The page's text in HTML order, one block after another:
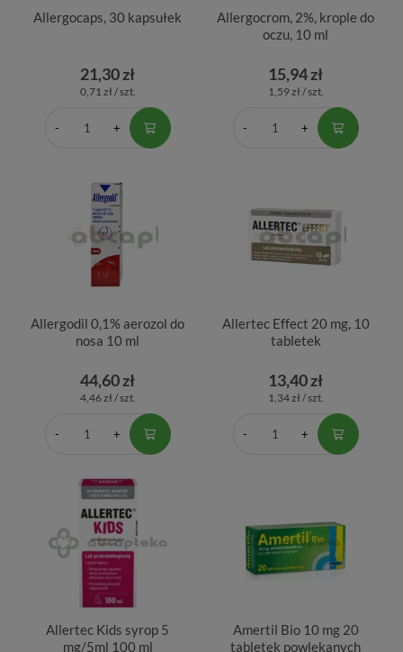
Allergocaps, 30 kapsułek
21,30 zł
0,71 zł / szt.
Allergocrom, 2%, krople do
oczu, 10 ml
15,94 zł
1,59 zł / szt.
Allergodil 0,1% aerozol do
nosa 10 ml
44,60 zł
4,46 zł / szt.
Allertec Effect 20 mg, 10
tabletek
13,40 zł
1,34 zł / szt.
Allertec Kids syrop 5
mg/5ml 100 ml
Amertil Bio 10 mg 20
tabletek powlekanych